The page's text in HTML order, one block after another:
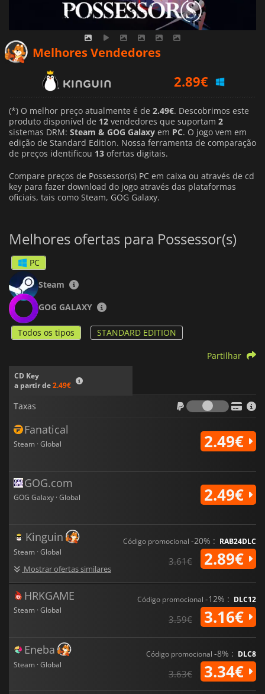
Melhores Vendedores
2.89€
3.34€
7.69€
(*) O melhor preço atualmente é de 2.49€. Descobrimos este
produto disponível de 12 vendedores que suportam 2
sistemas DRM: Steam & GOG Galaxy em PC. O jogo vem em
edição de Standard Edition. Nossa ferramenta de comparação
de preços identificou 13 ofertas digitais.
Compare preços de Possessor(s) PC em caixa ou através de cd
key para fazer download do jogo através das plataformas
oficiais, tais como Steam, GOG Galaxy.
Melhores ofertas para Possessor(s)
PC
Steam
GOG GALAXY
Todos os tipos STANDARD EDITION
CD Key
a partir de2.49€
Partilhar
Taxas
Taxas
Fanatical
Steam · Global 2.49€
GOG.com
GOG Galaxy · Global 2.49€
Kinguin
Steam · Global
Mostrar ofertas similares
Código promocional -20% : RAB24DLC
3.61€ 2.89€
HRKGAME
Steam · Global
Código promocional -12% : DLC12
3.59€ 3.16€
Eneba
Steam · Global
Código promocional -8% : DLC8
3.63€ 3.34€